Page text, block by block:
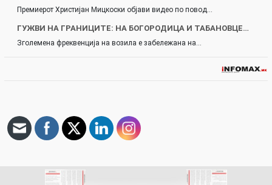
Премиерот Христијан Мицкоски објави видео по повод…
ГУЖВИ НА ГРАНИЦИТЕ: НА БОГОРОДИЦА И ТАБАНОВЦЕ…
Зголемена фреквенција на возила е забележана на…